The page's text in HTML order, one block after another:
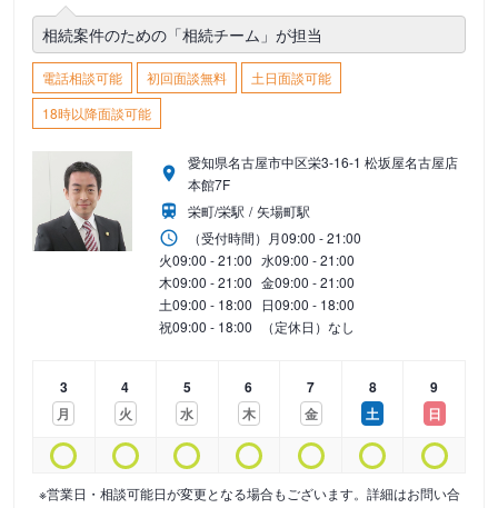
相続案件のための「相続チーム」が担当
電話相談可能 初回面談無料
土日面談可能
18時以降面談可能
愛知県名古屋市中区栄3-16-1 松坂屋名古屋店
本館7F
栄町/栄駅
矢場町駅
（受付時間） 月09:00 - 21:00
火09:00 - 21:00 水09:00 - 21:00
木09:00 - 21:00 金09:00 - 21:00
土09:00 - 18:00 日09:00 - 18:00
祝09:00 - 18:00 （定休日）なし
3
月
4
火
5
水
6
木
7
金
8
土
9
日
※営業日・相談可能日が変更となる場合もございます。詳細はお問い合